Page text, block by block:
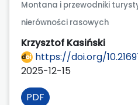
Montana i przewodniki
nierówności rasowych
Krzysztof Kasiński
https://doi.org/
2025-12-15
PDF